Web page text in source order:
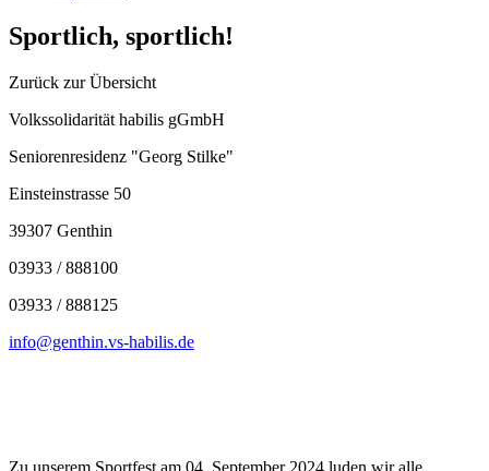
Sportlich, sportlich!
Zurück zur Übersicht
Volkssolidarität habilis gGmbH
Seniorenresidenz "Georg Stilke"
Einsteinstrasse 50
39307 Genthin
03933 / 888100
03933 / 888125
info@genthin.vs-habilis.de
Zu unserem Sportfest am 04. September 2024 luden wir alle